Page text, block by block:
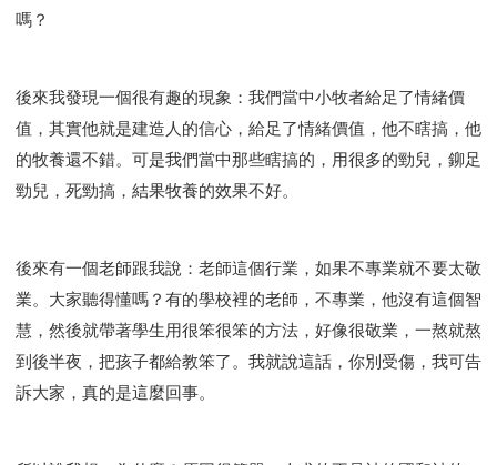
嗎？
後來我發現一個很有趣的現象：我們當中小牧者給足了情緒價
值，其實他就是建造人的信心，給足了情緒價值，他不瞎搞，他
的牧養還不錯。可是我們當中那些瞎搞的，用很多的勁兒，鉚足
勁兒，死勁搞，結果牧養的效果不好。
後來有一個老師跟我說：老師這個行業，如果不專業就不要太敬
業。大家聽得懂嗎？有的學校裡的老師，不專業，他沒有這個智
慧，然後就帶著學生用很笨很笨的方法，好像很敬業，一熬就熬
到後半夜，把孩子都給教笨了。我就說這話，你別受傷，我可告
訴大家，真的是這麼回事。